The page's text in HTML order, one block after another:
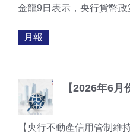
金龍9日表示，央行貨幣政
月報
【2026年6月
【央行不動產信用管制維